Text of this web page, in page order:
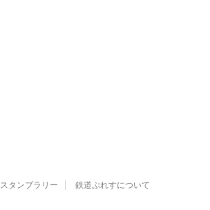
スタンプラリー 鉄道ぷれすについて